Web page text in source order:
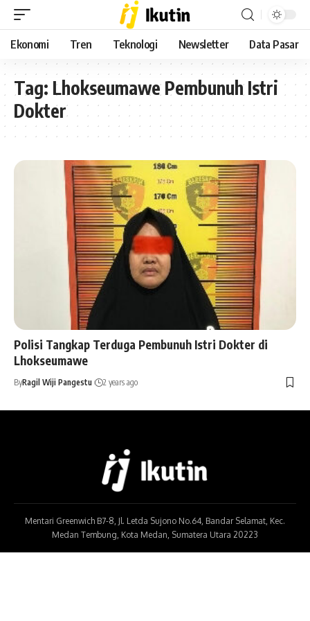
Ekonomi Tren Teknologi Newsletter Data Pasar
Tag: Lhokseumawe Pembunuh Istri
Dokter
Polisi Tangkap Terduga Pembunuh Istri Dokter di
Lhokseumawe
ByRagil Wiji Pangestu 2 years ago
Mentari Greenwich B7-8, Jl. Letda Sujono No.64, Bandar Selamat, Kec.
Medan Tembung, Kota Medan, Sumatera Utara 20223